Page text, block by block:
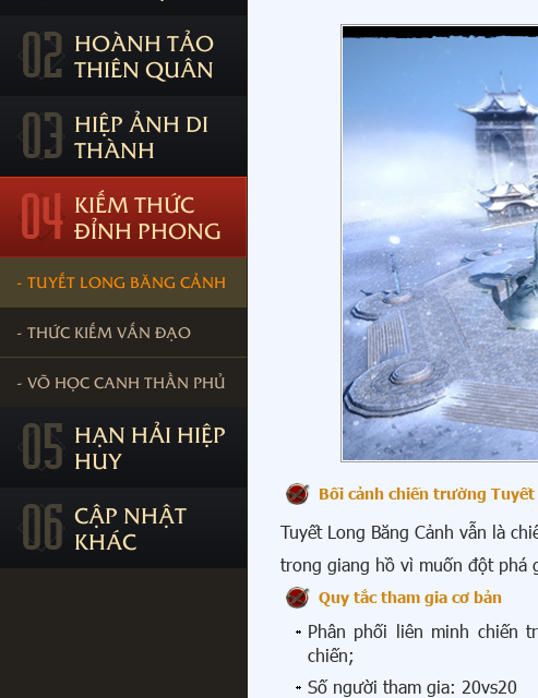
02 HOÀNH TẢO
THIÊN QUÂN
03 HIỆP ẢNH DI
THÀNH
04 KIẾM THỨC
ĐỈNH PHONG
- TUYẾT LONG BĂNG CẢNH
- THỨC KIẾM VẤN ĐẠO
- VÕ HỌC CANH THẦN PHỦ
05 HẠN HẢI HIỆP
HUY
06 CẬP NHẬT
KHÁC
Bối cảnh chiến trường Tuyết
Tuyết Long Băng Cảnh vẫn là
trong giang hồ vì muốn đột phá
Quy tắc tham gia cơ bản
Phân phối liên minh chiến
chiến;
Số người tham gia: 20vs20